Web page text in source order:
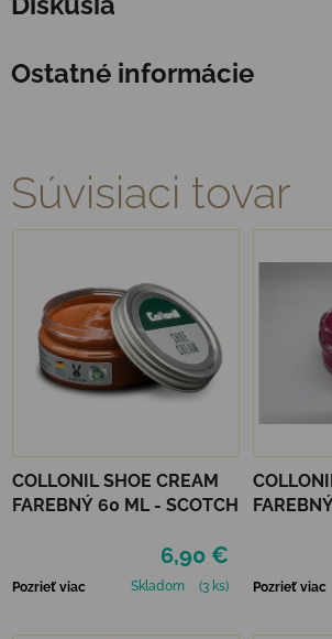
Ostatné informácie
Súvisiaci tovar
COLLONIL SHOE CREAM
FAREBNÝ 60 ML - SCOTCH
6,90 €
Pozrieť viac Skladom (3 ks) Pozrieť viac